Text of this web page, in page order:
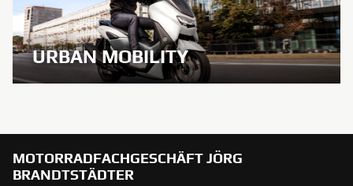
URBAN MOBILITY
MOTORRADFACHGESCHÄFT JÖRG
BRANDTSTÄDTER